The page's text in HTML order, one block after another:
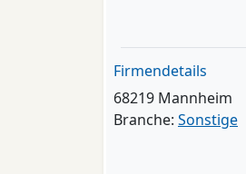
Firmendetails
68219 Mannheim
Branche: Sonstige